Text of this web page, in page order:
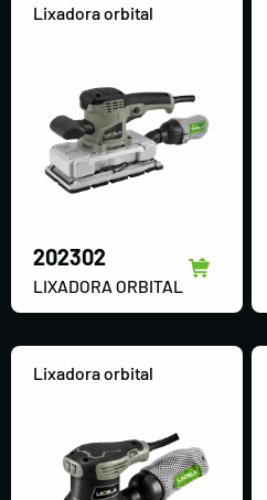
Lixadora orbital
202302
LIXADORA ORBITAL
Lixadora orbital